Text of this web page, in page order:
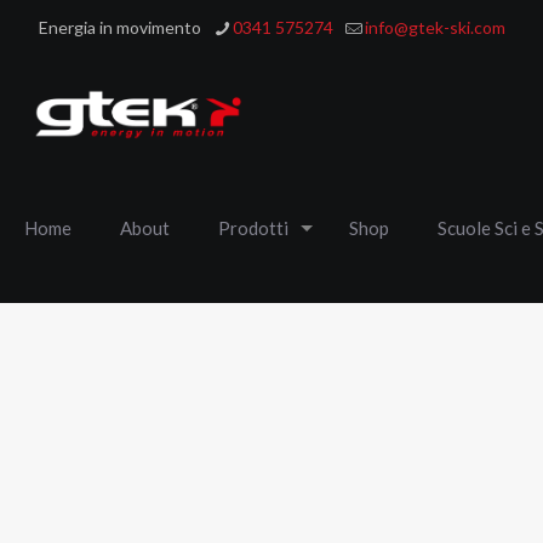
Energia in movimento 0341 575274 info@gtek-ski.com
Home About Prodotti Shop Scuole Sci e